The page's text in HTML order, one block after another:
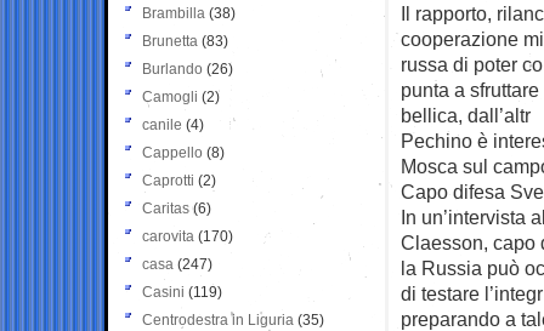
Il rapporto,
cooperazione
russa di poter
punta a
bellica, dall’altr
Pechino è
Mosca sul
Capo difesa
In un’intervista
Claesson, capo
la Russia può
di testare
preparando a
Brambilla (38)
Brunetta (83)
Burlando (26)
Camogli (2)
canile (4)
Cappello (8)
Caprotti (2)
Caritas (6)
carovita (170)
casa (247)
Casini (119)
Centrodestra in Liguria (35)